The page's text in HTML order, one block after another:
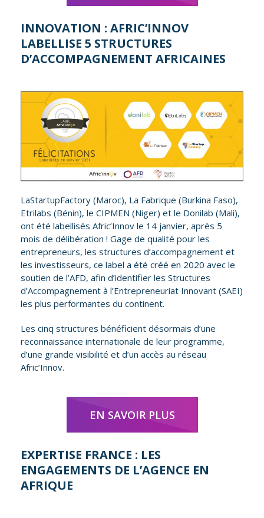
INNOVATION : AFRIC’INNOV
LABELLISE 5 STRUCTURES
D’ACCOMPAGNEMENT AFRICAINES
LaStartupFactory (Maroc), La Fabrique (Burkina Faso),
Etrilabs (Bénin), le CIPMEN (Niger) et le Donilab (Mali),
ont été labellisés Afric’Innov le 14 janvier, après 5
mois de délibération ! Gage de qualité pour les
entrepreneurs, les structures d’accompagnement et
les investisseurs, ce label a été créé en 2020 avec le
soutien de l’AFD, afin d’identifier les Structures
d’Accompagnement à l’Entrepreneuriat Innovant (SAEI)
les plus performantes du continent.
Les cinq structures bénéficient désormais d’une
reconnaissance internationale de leur programme,
d’une grande visibilité et d’un accès au réseau
Afric’Innov.
EN SAVOIR PLUS
EXPERTISE FRANCE : LES
ENGAGEMENTS DE L’AGENCE EN
AFRIQUE